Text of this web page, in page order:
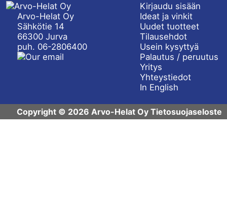
Arvo-Helat Oy
Sähkötie 14
66300 Jurva
puh. 06-2806400
Kirjaudu sisään
Ideat ja vinkit
Uudet tuotteet
Tilausehdot
Usein kysyttyä
Palautus / peruutus
Yritys
Yhteystiedot
In English
Copyright © 2026 Arvo-Helat OyTietosuojaseloste